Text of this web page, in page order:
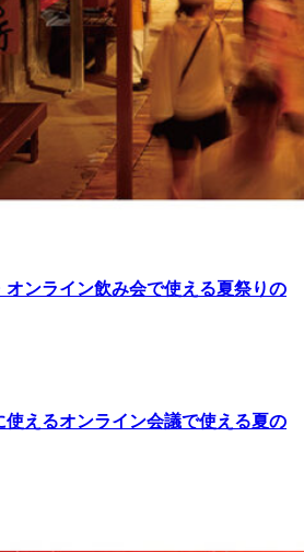
オンライン飲み会で使える夏祭りの
使えるオンライン会議で使える夏の